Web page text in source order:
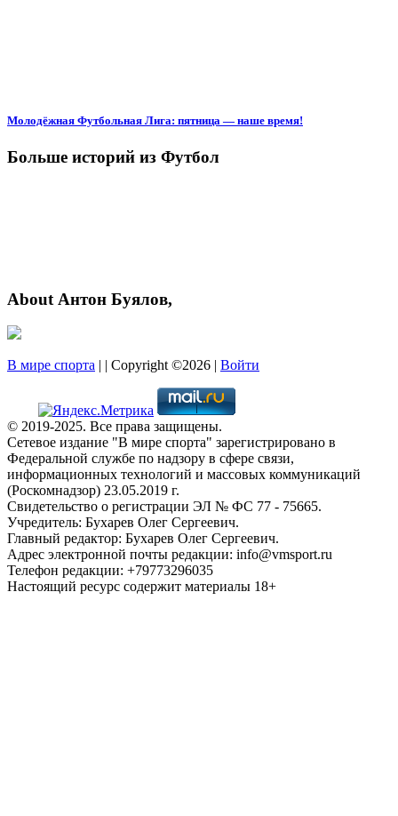
Молодёжная Футбольная Лига: пятница — наше время!
Больше историй из Футбол
About Антон Буялов,
В мире спорта | | Copyright ©2026 | Войти
© 2019-2025. Все права защищены.
Сетевое издание "В мире спорта" зарегистрировано в
Федеральной службе по надзору в сфере связи,
информационных технологий и массовых коммуникаций
(Роскомнадзор) 23.05.2019 г.
Свидетельство о регистрации ЭЛ № ФС 77 - 75665.
Учредитель: Бухарев Олег Сергеевич.
Главный редактор: Бухарев Олег Сергеевич.
Адрес электронной почты редакции: info@vmsport.ru
Телефон редакции: +79773296035
Настоящий ресурс содержит материалы 18+